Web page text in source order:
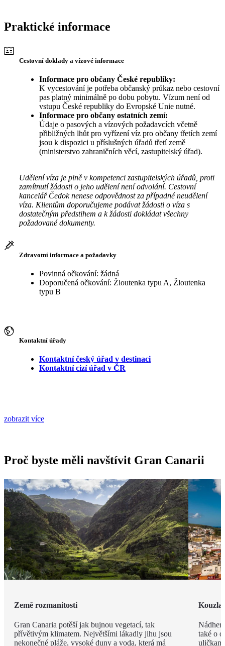
Praktické informace
Cestovní doklady a vízové informace
Informace pro občany České republiky:
K vycestování je potřeba občanský průkaz nebo cestovní
pas platný minimálně po dobu pobytu. Vízum není od
vstupu České republiky do Evropské Unie nutné.
Informace pro občany ostatních zemí:
Údaje o pasových a vízových požadavcích včetně
přibližných lhůt pro vyřízení víz pro občany třetích zemí
jsou k dispozici u příslušných úřadů třetí země
(ministerstvo zahraničních věcí, zastupitelský úřad).
Udělení víza je plně v kompetenci zastupitelských úřadů, proti
zamítnutí žádosti o jeho udělení není odvolání. Cestovní
kancelář Čedok nenese odpovědnost za případné neudělení
víza. Klientům doporučujeme podávat žádosti o víza s
dostatečným předstihem a k žádosti dokládat všechny
požadované dokumenty.
Zdravotní informace a požadavky
Povinná očkování: žádná
Doporučená očkování: Žloutenka typu A, Žloutenka
typu B
Kontaktní úřady
Kontaktní český úřad v destinaci
Kontaktní cizí úřad v ČR
zobrazit více
Proč byste měli navštívit Gran Canarii
Země rozmanitosti
Gran Canaria potěší jak bujnou vegetací, tak
přívětivým klimatem. Největšími lákadly jihu jsou
nekonečné pláže, vysoké duny a voda, která má
Kouzla
také o